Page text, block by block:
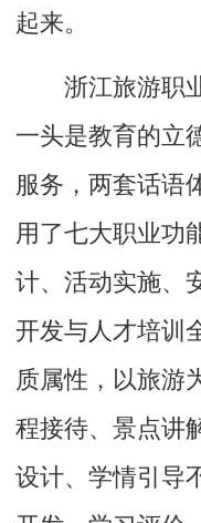
起来。
浙江旅游职业
一头是教育的立
服务，两套话语
用了七大职业功
计、活动实施、
开发与人才培训
质属性，以旅游
程接待、景点讲
设计、学情引导